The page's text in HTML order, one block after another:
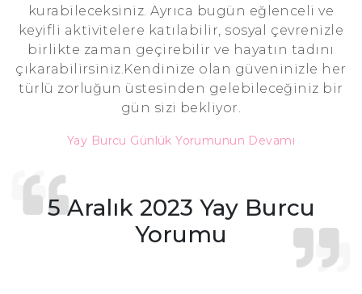
kurabileceksiniz. Ayrıca bugün eğlenceli ve
keyifli aktivitelere katılabilir, sosyal çevrenizle
birlikte zaman geçirebilir ve hayatın tadını
çıkarabilirsiniz.Kendinize olan güveninizle her
türlü zorluğun üstesinden gelebileceğiniz bir
gün sizi bekliyor.
Yay Burcu Günlük Yorumunun Devamı
5 Aralık 2023 Yay Burcu
Yorumu